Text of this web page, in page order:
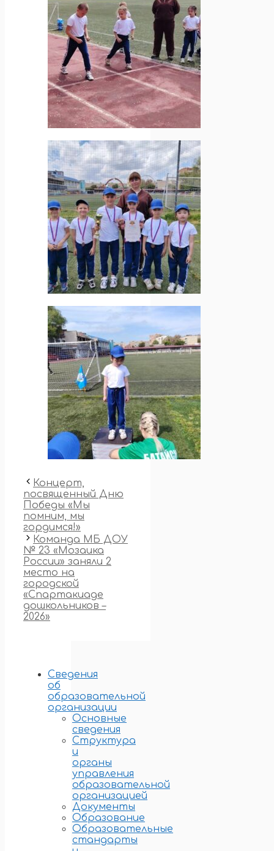
Концерт,
посвященный Дню
Победы «Мы
помним, мы
гордимся!»
Команда МБ ДОУ
№ 23 «Мозаика
России» заняли 2
место на
городской
«Спартакиаде
дошкольников –
2026»
Сведения
об
образовательной
организации
Основные
сведения
Структура
и
органы
управления
образовательной
организацией
Документы
Образование
Образовательные
стандарты